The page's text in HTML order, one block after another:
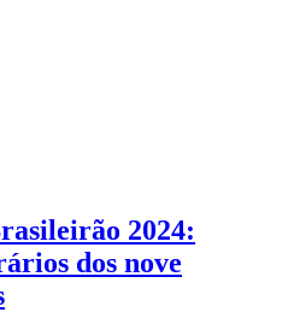
2024:
dos nove